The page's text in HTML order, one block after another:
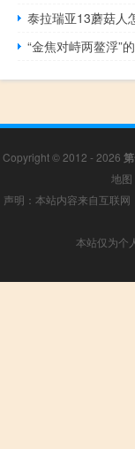
泰拉瑞亚13蘑菇人
“金焦对峙两鳌浮”
Copyright © 2012 - 2026
地图
声明：本站内容来自互联
本站仅为个